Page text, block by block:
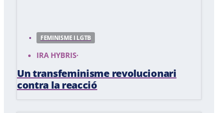
FEMINISME I LGTB
IRA HYBRIS·
Un transfeminisme revolucionari
contra la reacció